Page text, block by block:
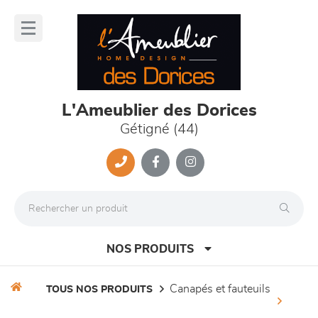
L'Ameublier des Dorices
Gétigné (44)
NOS PRODUITS
TOUS NOS PRODUITS canapés et fauteuils